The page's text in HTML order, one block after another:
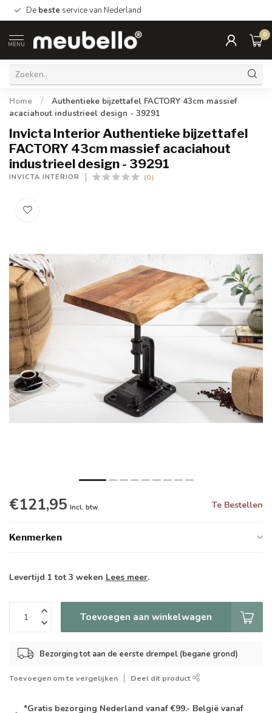
De beste service van Nederland
MENU
0
Home /
Authentieke bijzettafel FACTORY 43cm massief
acaciahout industrieel design - 39291
Invicta Interior Authentieke bijzettafel
FACTORY 43cm massief acaciahout
industrieel design - 39291
INVICTA INTERIOR (0)
€121,95 Incl. btw Te Bestellen
Kenmerken
Levertijd 1 tot 3 weken Lees meer.
Toevoegen aan winkelwagen
Bezorging tot aan de eerste drempel (begane grond)
Toevoegen om te vergelijken Deel dit product
*Gratis bezorging Nederland vanaf €99.- België vanaf